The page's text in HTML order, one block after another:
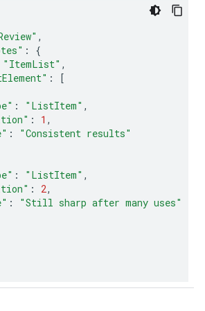
,
:
{
"ItemList" ,
:
[
: "ListItem" ,
: 1 ,
:
"Consistent results"
: "ListItem" ,
: 2,
:
"Still sharp after many uses"